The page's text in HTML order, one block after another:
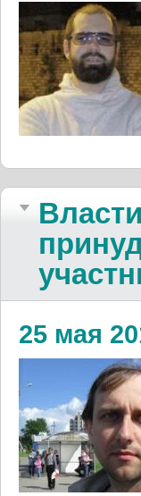
25 мая